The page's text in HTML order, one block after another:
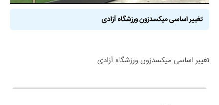
تغییر اساسی میکسدزون ورزشگاه آزادی
تغییر اساسی میکسدزون ورزشگاه آزادی